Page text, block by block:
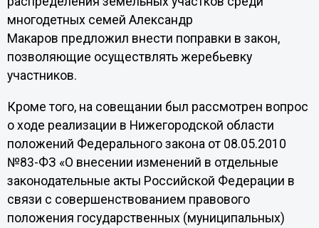
многодетных семей Александр
Макаров предложил внести поправки в закон,
позволяющие осуществлять жеребьевку
участников.
Кроме того, на совещании был рассмотрен вопрос
о ходе реализации в Нижегородской области
положений Федерального закона от 08.05.2010
№83-ФЗ «О внесении изменений в отдельные
законодательные акты Российской Федерации в
связи с совершенствованием правового
положения государственных (муниципальных)